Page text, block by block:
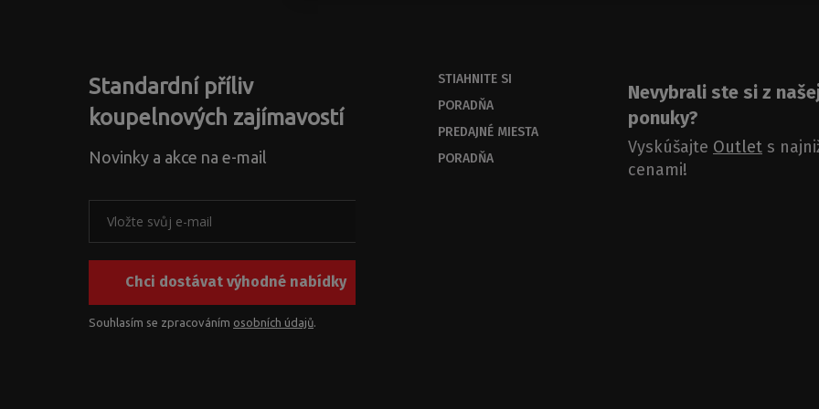
Standardní příliv
koupelnových zajímavostí
Novinky a akce na e-mail
Chci dostávat výhodné nabídky
Souhlasím se zpracováním osobních údajů
STIAHNITE SI
PORADŇA
PREDAJNÉ MIESTA
PORADŇA
Nevybrali ste si z
ponuky?
Vyskúšajte Outlet s
cenami!